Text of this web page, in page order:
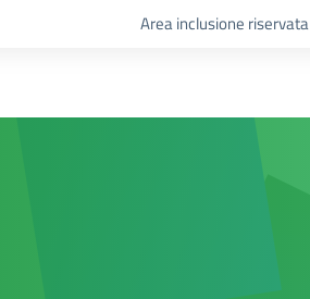
Area inclusione riservata